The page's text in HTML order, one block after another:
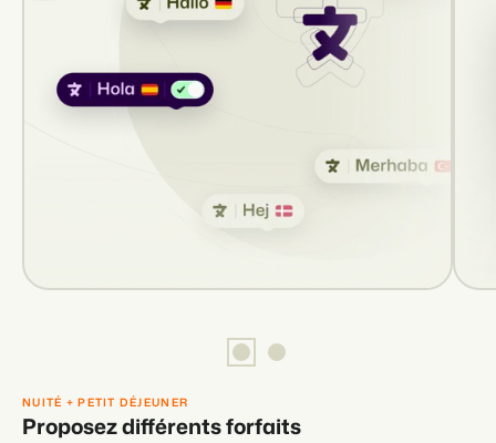
NUITÉ + PETIT DÉJEUNER
Proposez différents forfaits